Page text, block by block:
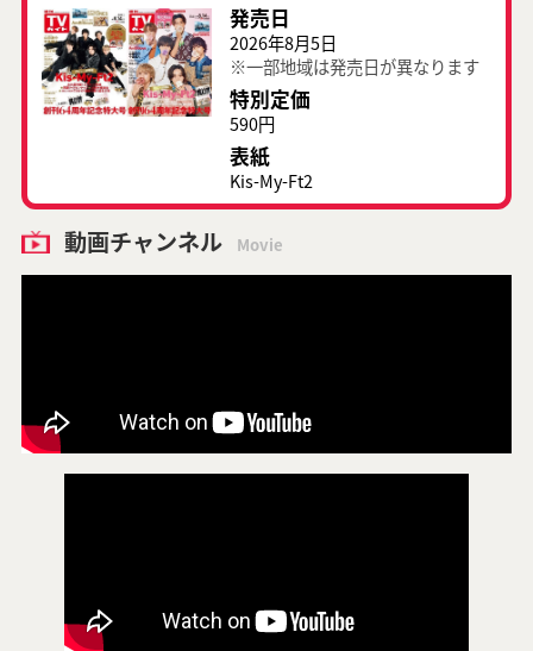
発売日
2026年8月5日
※一部地域は発売日が異なります
特別定価
590円
表紙
Kis-My-Ft2
動画チャンネル Movie